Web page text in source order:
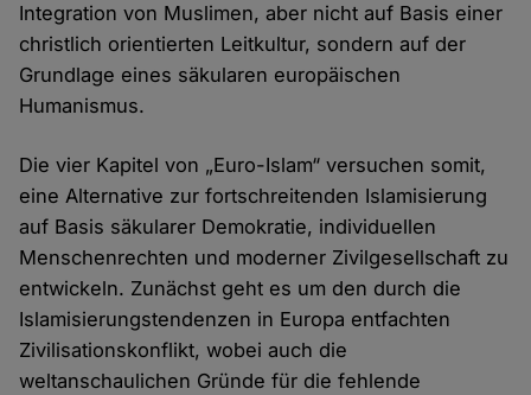
Integration von Muslimen, aber nicht auf Basis einer
christlich orientierten Leitkultur, sondern auf der
Grundlage eines säkularen europäischen
Humanismus.
Die vier Kapitel von „Euro-Islam“ versuchen somit,
eine Alternative zur fortschreitenden Islamisierung
auf Basis säkularer Demokratie, individuellen
Menschenrechten und moderner Zivilgesellschaft zu
entwickeln. Zunächst geht es um den durch die
Islamisierungstendenzen in Europa entfachten
Zivilisationskonflikt, wobei auch die
weltanschaulichen Gründe für die fehlende